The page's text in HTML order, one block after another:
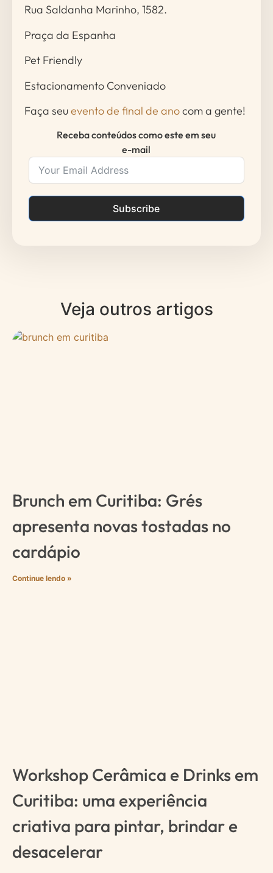
Rua Saldanha Marinho, 1582.
Praça da Espanha
Pet Friendly
Estacionamento Conveniado
Faça seuevento de final de anocom a gente!
Receba conteúdos como este em seu
e-mail
Subscribe
Veja outros artigos
Brunch em Curitiba: Grés
apresenta novas tostadas no
cardápio
Continue lendo »
Workshop Cerâmica e Drinks em
Curitiba: uma experiência
criativa para pintar, brindar e
desacelerar